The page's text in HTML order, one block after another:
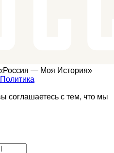
— Моя История»
Политика
соглашаетесь с тем, что мы